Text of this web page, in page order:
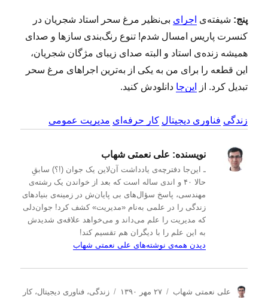
پنج: شیفته‌ی اجرای بی‌نظیر مرغ سحر استاد شجریان در
کنسرت پاریس امسال شدم! تنوع رنگ‌بندی سازها و صدای
همیشه زنده‌ی استاد و البته صدای زیبای مژگان شجریان،
این قطعه را برای من به یکی از به‌ترین اجراهای مرغ سحر
تبدیل کرد. از
این‌جا دانلودش کنید.
زندگی فناوری دیجیتال کار حرفه‌ای مدیریت عمومی
نویسنده: علی نعمتی شهاب
ـ این‌جا دفترچه‌ی یادداشت‌ آن‌لاین یک جوان (!؟) سابقِ
حالا ۴۰ و اندی ساله است که بعد از خواندن یک رشته‌ی
مهندسی، پاسخ سؤال‌های بی پایان‌ش در زمینه‌ی بنیادهای
زندگی را در علمی به‌نام «مدیریت» کشف کرد! جوان‌دلی
که مدیریت را علم می‌داند و می‌خواهد علاقه‌ی شدیدش
به این علم را با دیگران هم تقسیم کند!
دیدن همه‌ی نوشته‌های علی نعمتی شهاب
نعلی نعمتی شهاب
ا۲۷ مهر ۱۳۹۰
دزندگی،فناوری دیجیتال،کار